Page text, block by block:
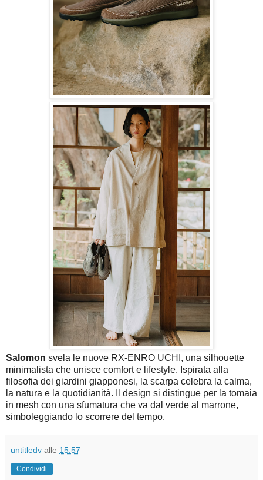
Salomon svela le nuove RX-ENRO UCHI, una silhouette
minimalista che unisce comfort e lifestyle. Ispirata alla
filosofia dei giardini giapponesi, la scarpa celebra la calma,
la natura e la quotidianità. Il design si distingue per la tomaia
in mesh con una sfumatura che va dal verde al marrone,
simboleggiando lo scorrere del tempo.
untitledv alle 15:57
Condividi